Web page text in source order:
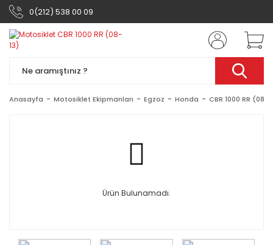
0(212) 538 00 09
Anasayfa Motosiklet Ekipmanları Egzoz Honda CBR 1000 RR (08-
Ürün Bulunamadı.